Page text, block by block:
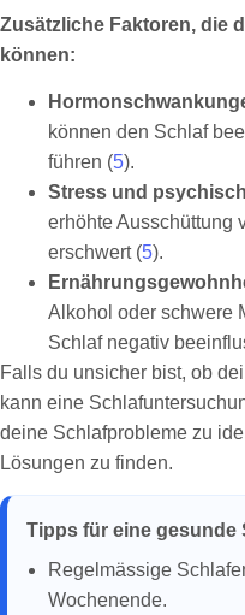
Zusätzliche Faktoren, die
können:
können den Schlaf
führen (5).
Stress und
erhöhte Ausschüttung
erschwert (5).
Alkohol oder schwere
Schlaf negativ
Falls du unsicher bist, ob
kann eine
deine Schlafprobleme zu
Lösungen zu finden.
Tipps für eine gesunde
Regelmässige
Wochenende.